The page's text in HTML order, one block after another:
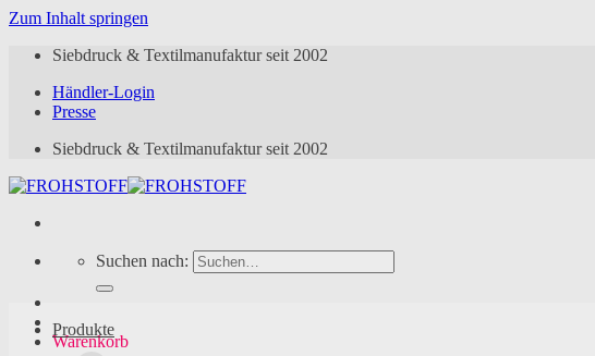
Zum Inhalt springen
Siebdruck & Textilmanufaktur seit 2002
Händler-Login
Presse
Siebdruck & Textilmanufaktur seit 2002
Suchen nach:
Warenkorb
Produkte